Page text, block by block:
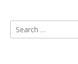
Search
for: